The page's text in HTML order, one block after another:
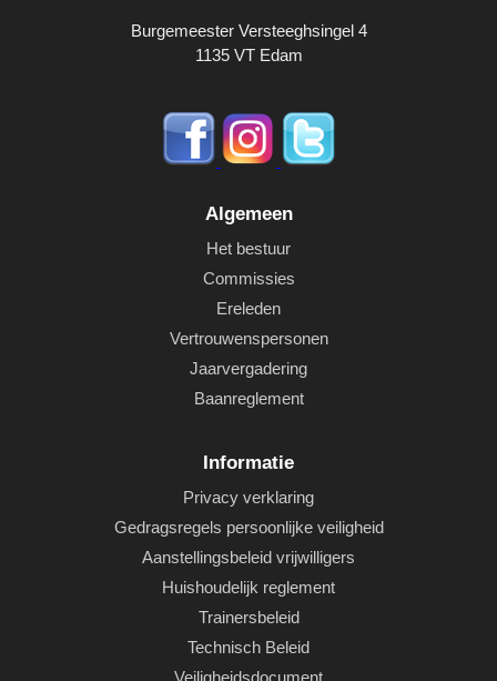
Burgemeester Versteeghsingel 4
1135 VT Edam
Algemeen
Het bestuur
Commissies
Ereleden
Vertrouwenspersonen
Jaarvergadering
Baanreglement
Informatie
Privacy verklaring
Gedragsregels persoonlijke veiligheid
Aanstellingsbeleid vrijwilligers
Huishoudelijk reglement
Trainersbeleid
Technisch Beleid
Veiligheidsdocument